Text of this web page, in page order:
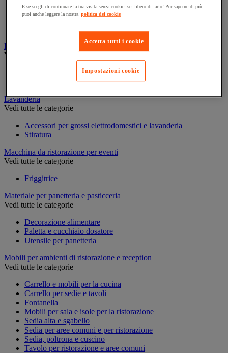
Griglia
Plancha
Frigorifero e gestione del freddo
Vedi tutte le categorie
Frigorifero e congelatore
Lavanderia
Vedi tutte le categorie
Accessori per grossi elettrodomestici e lavanderia
Stiratura
Macchina da ristorazione per eventi
Vedi tutte le categorie
Friggitrice
Materiale per panetteria e pasticceria
Vedi tutte le categorie
Decorazione alimentare
Paletta e cucchiaio dosatore
Utensile per panetteria
Mobili per ambienti di ristorazione e reception
Vedi tutte le categorie
Carrello e mobili per la cucina
Carrello per sedie e tavoli
Fontanella
Mobili per sala e isole per la ristorazione
Sedia alta e sgabello
Sedia per aree comuni e per ristorazione
Sedia, poltrona e cuscino
Tavolo per ristorazione e aree comuni
E se scegli di continuare la tua visita senza cookie, sei libero di farlo! Per saperne di più,
puoi anche leggere la nostra politica dei cookie
Accetta tutti i cookie
Impostazioni cookie